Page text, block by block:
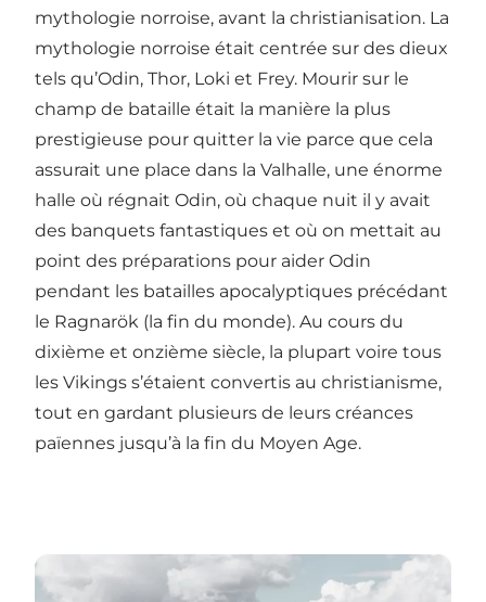
mythologie norroise, avant la christianisation. La
mythologie norroise était centrée sur des dieux
tels qu’Odin, Thor, Loki et Frey. Mourir sur le
champ de bataille était la manière la plus
prestigieuse pour quitter la vie parce que cela
assurait une place dans la Valhalle, une énorme
halle où régnait Odin, où chaque nuit il y avait
des banquets fantastiques et où on mettait au
point des préparations pour aider Odin
pendant les batailles apocalyptiques précédant
le Ragnarök (la fin du monde). Au cours du
dixième et onzième siècle, la plupart voire tous
les Vikings s’étaient convertis au christianisme,
tout en gardant plusieurs de leurs créances
païennes jusqu’à la fin du Moyen Age.